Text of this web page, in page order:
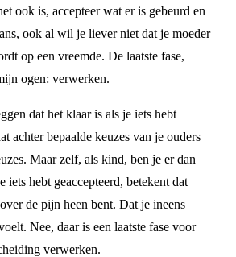
ook is, accepteer wat er is gebeurd en
ook al wil je liever niet dat je moeder
op een vreemde. De laatste fase,
ogen: verwerken.
dat het klaar is als je iets hebt
achter bepaalde keuzes van je ouders
Maar zelf, als kind, ben je er dan
iets hebt geaccepteerd, betekent dat
de pijn heen bent. Dat je ineens
Nee, daar is een laatste fase voor
verwerken.